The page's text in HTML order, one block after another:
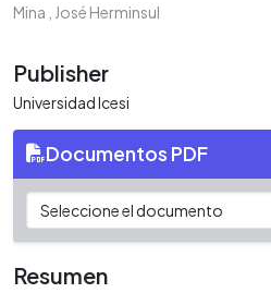
Mina , José Herminsul
Publisher
Universidad Icesi
Documentos PDF
Resumen